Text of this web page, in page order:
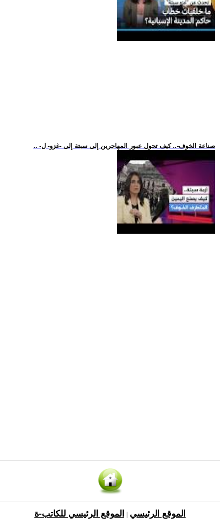
.. -صناعة الخوف-.. كيف تحول عبور المهاجرين إلى سبتة إلى -غزو- ل
الموقع الرئيسي الموقع الرئيسي للكاتب-ة